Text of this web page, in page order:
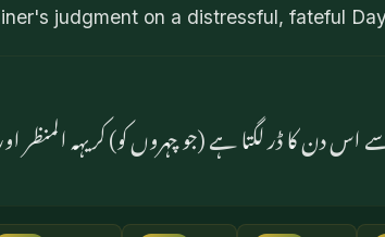
judgment on a distressful, fateful
سے اس دن کا ڈر لگتا ہے (جو چہروں کو) کریہہ